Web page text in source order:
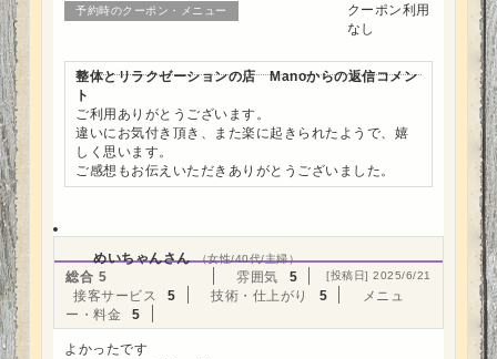
予約時のクーポン・メニュー
クーポン利用
なし
整体とリラクゼーションの店 Manoからの返信コメン
ト
ご利用ありがとうございます。
違いにお気付き頂き、また楽に起きられたようで、嬉
しく思います。
ご感想もお伝えいただきありがとうございました。
めいちゃんさん （女性/40代/主婦）
[投稿日] 2025/6/21
総合 5 雰囲気
5
接客サービス
5 技術・仕上がり 5
メニュ
ー・料金
5
よかったです